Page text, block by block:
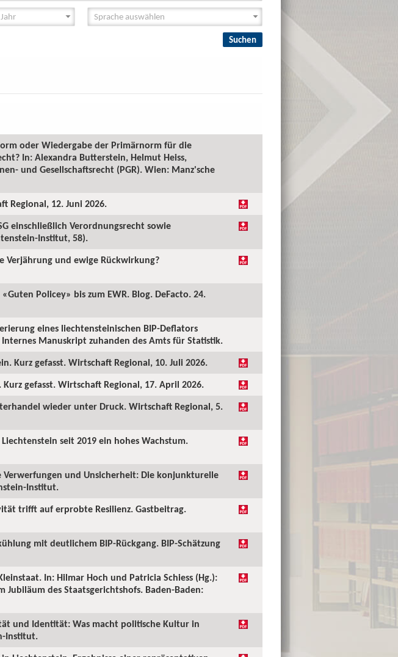
oder Wiedergabe der Primärnorm für die
In: Alexandra Butterstein, Helmut Heiss,
und Gesellschaftsrecht (PGR). Wien: Manz'sche
Regional, 12. Juni 2026.
einschließlich Verordnungsrecht sowie
Institut, 58).
Verjährung und ewige Rückwirkung?
Policey» bis zum EWR. Blog. DeFacto. 24.
eines liechtensteinischen BIP-Deflators
Manuskript zuhanden des Amts für Statistik.
Kurz gefasst. Wirtschaft Regional, 10. Juli 2026.
gefasst. Wirtschaft Regional, 17. April 2026.
wieder unter Druck. Wirtschaft Regional, 5.
seit 2019 ein hohes Wachstum.
Verwerfungen und Unsicherheit: Die konjunkturelle
Institut.
trifft auf erprobte Resilienz. Gastbeitrag.
mit deutlichem BIP-Rückgang. BIP-Schätzung
In: Hilmar Hoch und Patricia Schiess (Hg.):
Jubiläum des Staatsgerichtshofs. Baden-Baden:
und Identität: Was macht politische Kultur in
Institut.